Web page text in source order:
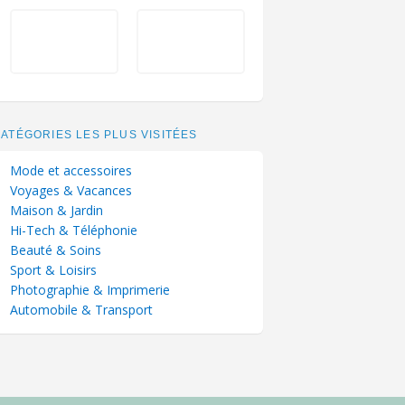
LES PLUS VISITÉES
Mode et accessoires
Voyages & Vacances
Maison & Jardin
Hi-Tech & Téléphonie
Beauté & Soins
Sport & Loisirs
Photographie & Imprimerie
Automobile & Transport